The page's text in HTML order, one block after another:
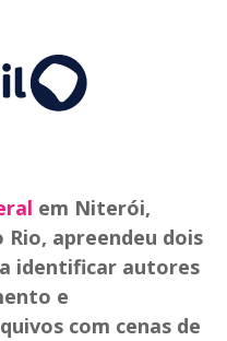
em Niterói,
apreendeu dois
identificar autores
e
com cenas de